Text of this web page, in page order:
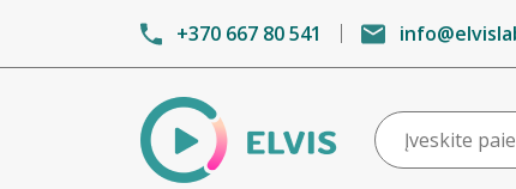
+370 667 80 541